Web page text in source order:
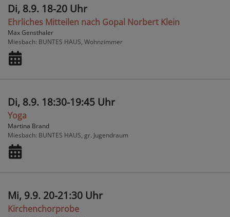
Di, 8.9. 18-20 Uhr
Ehrliches Mitteilen nach Gopal Norbert Klein
Max Gensthaler
Miesbach BUNTES HAUS, Wohnzimmer
Di, 8.9. 18:30-19:45 Uhr
Yoga
Martina Brand
Miesbach BUNTES HAUS, gr. Jugendraum
Mi, 9.9. 20-21:30 Uhr
Kirchenchorprobe